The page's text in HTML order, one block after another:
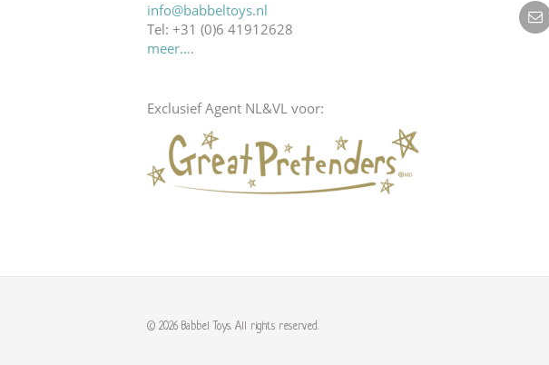
info@babbeltoys.nl
Tel: +31 (0)6 41912628
meer….
Exclusief Agent NL&VL voor:
© 2026 Babbel Toys. All rights reserved.